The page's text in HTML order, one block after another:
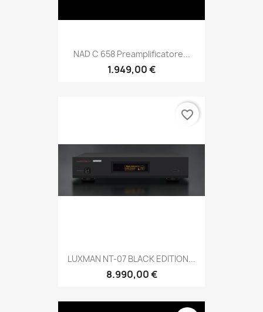
NAD C 658 Preamplificatore...
1.949,00 €
LUXMAN NT-07 BLACK EDITION...
8.990,00 €
favorite_border